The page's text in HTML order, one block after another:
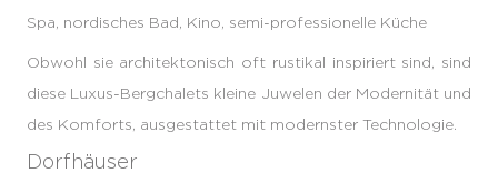
Spa, nordisches Bad, Kino, semi-professionelle Küche
Obwohl sie architektonisch oft rustikal inspiriert sind, sind
diese Luxus-Bergchalets kleine Juwelen der Modernität und
des Komforts, ausgestattet mit modernster Technologie.
Dorfhäuser